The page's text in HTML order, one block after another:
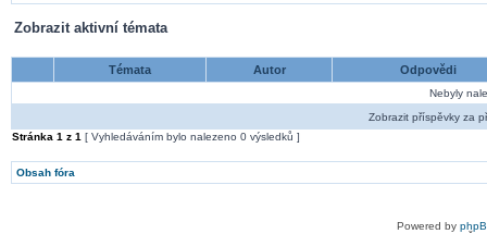
Zobrazit aktivní témata
Témata Autor Odpovědi
Nebyly
Zobrazit příspěvky za
Stránka 1 z 1 [ Vyhledáváním bylo nalezeno 0 výsledků ]
Obsah fóra
Powered by